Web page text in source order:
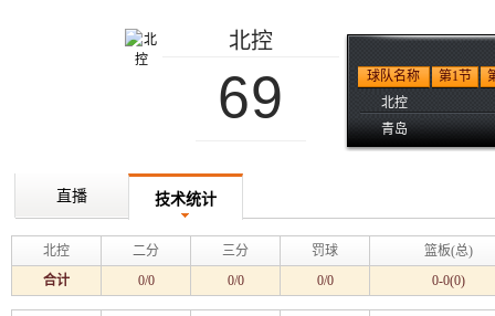
北控
69 球队名称 第1节
北控
青岛
直播 技术统计
北控 二分 三分 罚球
篮板(总)
合计
0/0 0/0 0/0 0-0(0)